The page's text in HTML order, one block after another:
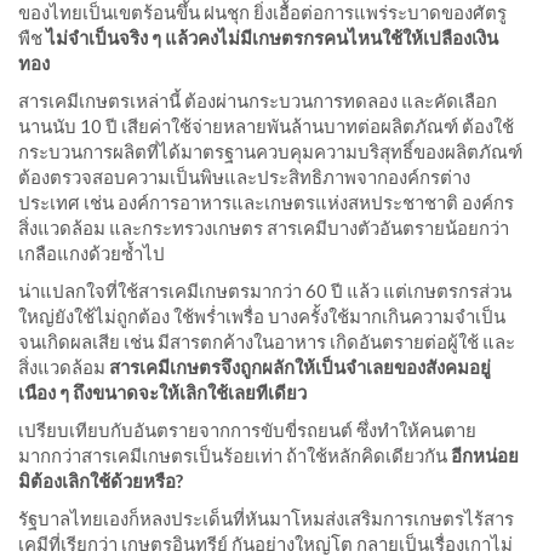
ของไทยเป็นเขตร้อนขึ้น ฝนชุก ยิ่งเอื้อต่อการแพร่ระบาดของศัตรู
พืชไม่จำเป็นจริง ๆ แล้วคงไม่มีเกษตรกรคนไหนใช้ให้เปลืองเงิน
ทอง
สารเคมีเกษตรเหล่านี้ ต้องผ่านกระบวนการทดลอง และคัดเลือก
นานนับ 10 ปี เสียค่าใช้จ่ายหลายพันล้านบาทต่อผลิตภัณฑ์ ต้องใช้
กระบวนการผลิตที่ได้มาตรฐานควบคุมความบริสุทธิ์ของผลิตภัณฑ์
ต้องตรวจสอบความเป็นพิษและประสิทธิภาพจากองค์กรต่าง
ประเทศ เช่น องค์การอาหารและเกษตรแห่งสหประชาชาติ องค์กร
สิ่งแวดล้อม และกระทรวงเกษตร สารเคมีบางตัวอันตรายน้อยกว่า
เกลือแกงด้วยซ้ำไป
น่าแปลกใจที่ใช้สารเคมีเกษตรมากว่า 60 ปี แล้ว แต่เกษตรกรส่วน
ใหญ่ยังใช้ไม่ถูกต้อง ใช้พร่ำเพรื่อ บางครั้งใช้มากเกินความจำเป็น
จนเกิดผลเสีย เช่น มีสารตกค้างในอาหาร เกิดอันตรายต่อผู้ใช้ และ
สิ่งแวดล้อม สารเคมีเกษตรจึงถูกผลักให้เป็นจำเลยของสังคมอยู่
เนือง ๆ ถึงขนาดจะให้เลิกใช้เลยทีเดียว
เปรียบเทียบกับอันตรายจากการขับขี่รถยนต์ ซึ่งทำให้คนตาย
มากกว่าสารเคมีเกษตรเป็นร้อยเท่า ถ้าใช้หลักคิดเดียวกัน อีกหน่อย
มิต้องเลิกใช้ด้วยหรือ?
รัฐบาลไทยเองก็หลงประเด็นที่หันมาโหมส่งเสริมการเกษตรไร้สาร
เคมีที่เรียกว่า เกษตรอินทรีย์ กันอย่างใหญ่โต กลายเป็นเรื่องเกาไม่